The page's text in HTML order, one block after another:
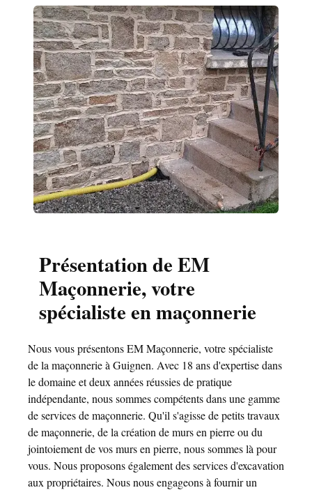
Présentation de EM
Maçonnerie, votre
spécialiste en maçonnerie
Nous vous présentons EM Maçonnerie, votre spécialiste
de la maçonnerie à Guignen. Avec 18 ans d'expertise dans
le domaine et deux années réussies de pratique
indépendante, nous sommes compétents dans une gamme
de services de maçonnerie. Qu'il s'agisse de petits travaux
de maçonnerie, de la création de murs en pierre ou du
jointoiement de vos murs en pierre, nous sommes là pour
vous. Nous proposons également des services d'excavation
aux propriétaires. Nous nous engageons à fournir un